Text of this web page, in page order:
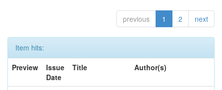
previous 1 2 next
Item hits:
Preview
Issue
Date
Title Author(s)